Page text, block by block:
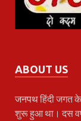
ABOUT US
जनपथहिंदी जगत
शुरू हुआ था। दस